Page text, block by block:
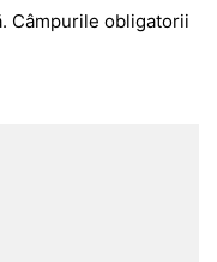
Câmpurile obligatorii